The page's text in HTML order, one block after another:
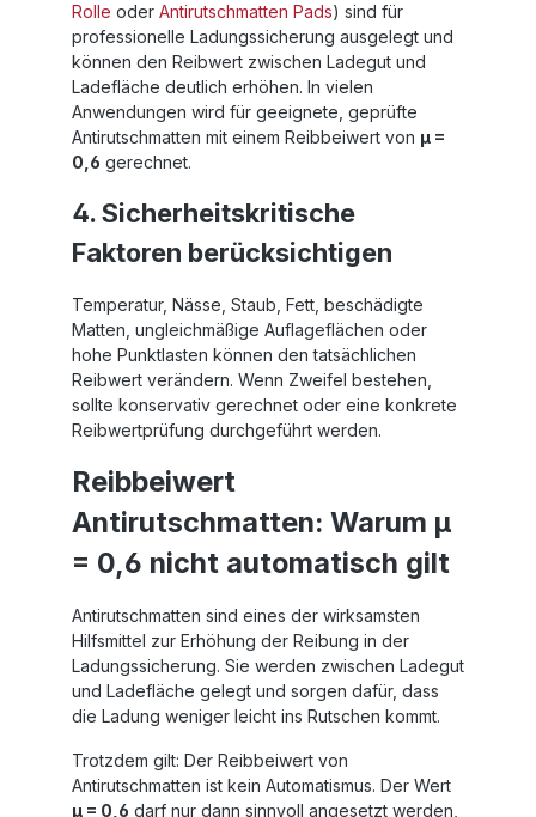
Rolle oder Antirutschmatten Pads) sind für
professionelle Ladungssicherung ausgelegt und
können den Reibwert zwischen Ladegut und
Ladefläche deutlich erhöhen. In vielen
Anwendungen wird für geeignete, geprüfte
Antirutschmatten mit einem Reibbeiwert von µ =
0,6 gerechnet.
4. Sicherheitskritische
Faktoren berücksichtigen
Temperatur, Nässe, Staub, Fett, beschädigte
Matten, ungleichmäßige Auflageflächen oder
hohe Punktlasten können den tatsächlichen
Reibwert verändern. Wenn Zweifel bestehen,
sollte konservativ gerechnet oder eine konkrete
Reibwertprüfung durchgeführt werden.
Reibbeiwert
Antirutschmatten: Warum µ
= 0,6 nicht automatisch gilt
Antirutschmatten sind eines der wirksamsten
Hilfsmittel zur Erhöhung der Reibung in der
Ladungssicherung. Sie werden zwischen Ladegut
und Ladefläche gelegt und sorgen dafür, dass
die Ladung weniger leicht ins Rutschen kommt.
Trotzdem gilt: Der Reibbeiwert von
Antirutschmatten ist kein Automatismus. Der Wert
µ = 0,6 darf nur dann sinnvoll angesetzt werden,